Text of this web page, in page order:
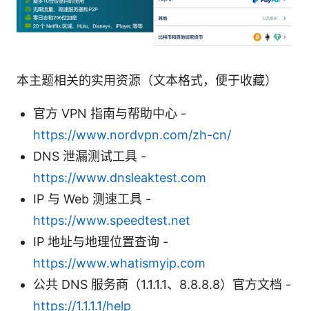
本主题相关的实用资源（文本格式，便于收藏）
官方 VPN 指南与帮助中心 -
https://www.nordvpn.com/zh-cn/
DNS 泄漏测试工具 -
https://www.dnsleaktest.com
IP 与 Web 测速工具 -
https://www.speedtest.net
IP 地址与地理位置查询 -
https://www.whatismyip.com
公共 DNS 服务商（1.1.1.1、8.8.8.8）官方文档 -
https://1.1.1.1/help